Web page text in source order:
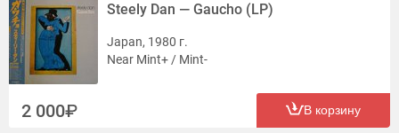
Steely Dan — Gaucho (LP)
Japan, 1980 г.
Near Mint+ / Mint-
2 000 В корзину